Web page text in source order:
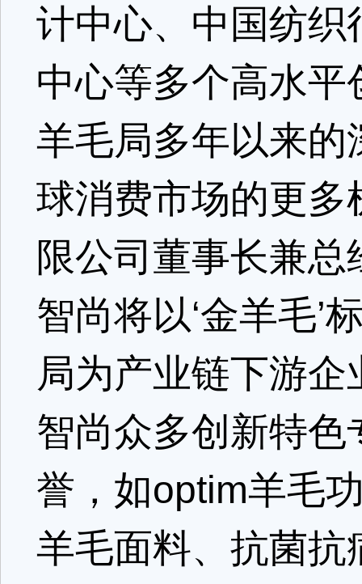
计中心、中国纺
中心等多个高水平
羊毛局多年以来
球消费市场的更多
限公司董事长兼
智尚将以‘金羊毛’
局为产业链下游
智尚众多创新特
誉，如optim羊毛
羊毛面料、抗菌